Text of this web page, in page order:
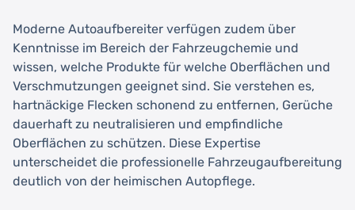
Moderne Autoaufbereiter verfügen zudem über
Kenntnisse im Bereich der Fahrzeugchemie und
wissen, welche Produkte für welche Oberflächen und
Verschmutzungen geeignet sind. Sie verstehen es,
hartnäckige Flecken schonend zu entfernen, Gerüche
dauerhaft zu neutralisieren und empfindliche
Oberflächen zu schützen. Diese Expertise
unterscheidet die professionelle Fahrzeugaufbereitung
deutlich von der heimischen Autopflege.